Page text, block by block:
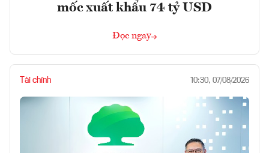
mốc xuất khẩu 74 tỷ USD
Đọc ngay
Tài chính 10:30, 07/08/2026